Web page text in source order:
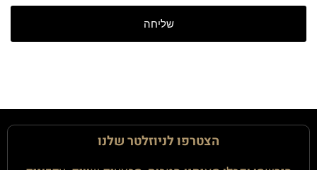
שליחה
הצטרפו לניוזלטר שלנו